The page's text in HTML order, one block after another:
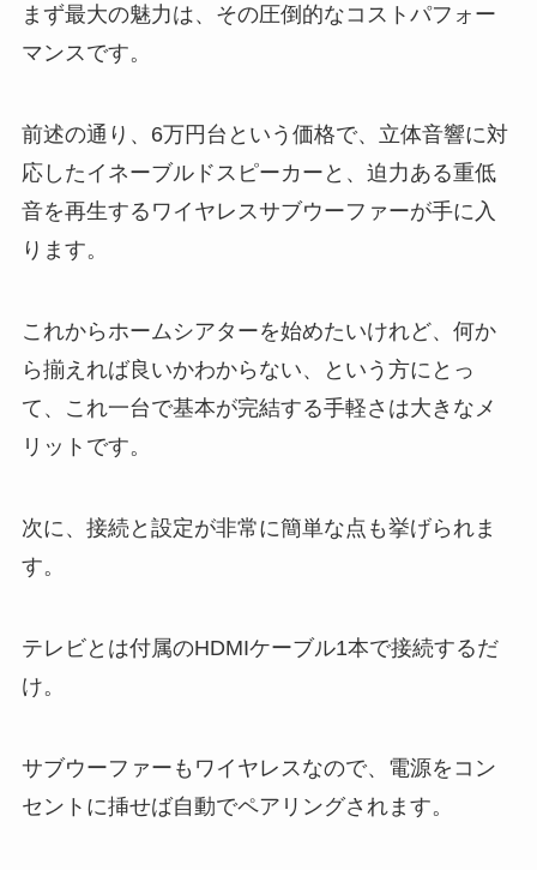
まず最大の魅力は、その圧倒的なコストパフォー
マンスです。
前述の通り、6万円台という価格で、立体音響に対
応したイネーブルドスピーカーと、迫力ある重低
音を再生するワイヤレスサブウーファーが手に入
ります。
これからホームシアターを始めたいけれど、何か
ら揃えれば良いかわからない、という方にとっ
て、これ一台で基本が完結する手軽さは大きなメ
リットです。
次に、接続と設定が非常に簡単な点も挙げられま
す。
テレビとは付属のHDMIケーブル1本で接続するだ
け。
サブウーファーもワイヤレスなので、電源をコン
セントに挿せば自動でペアリングされます。